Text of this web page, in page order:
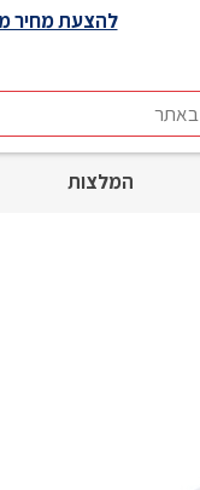
המלצות
להצעת מחיר